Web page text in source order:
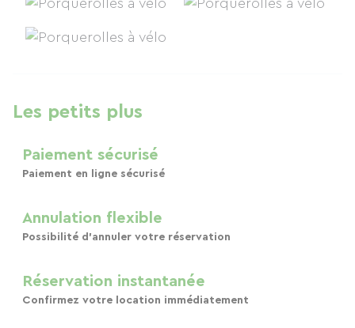
Les petits plus
Paiement sécurisé
Paiement en ligne sécurisé
Annulation flexible
Possibilité d'annuler votre réservation
Réservation instantanée
Confirmez votre location immédiatement